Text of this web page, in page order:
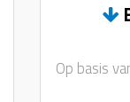
Op basis